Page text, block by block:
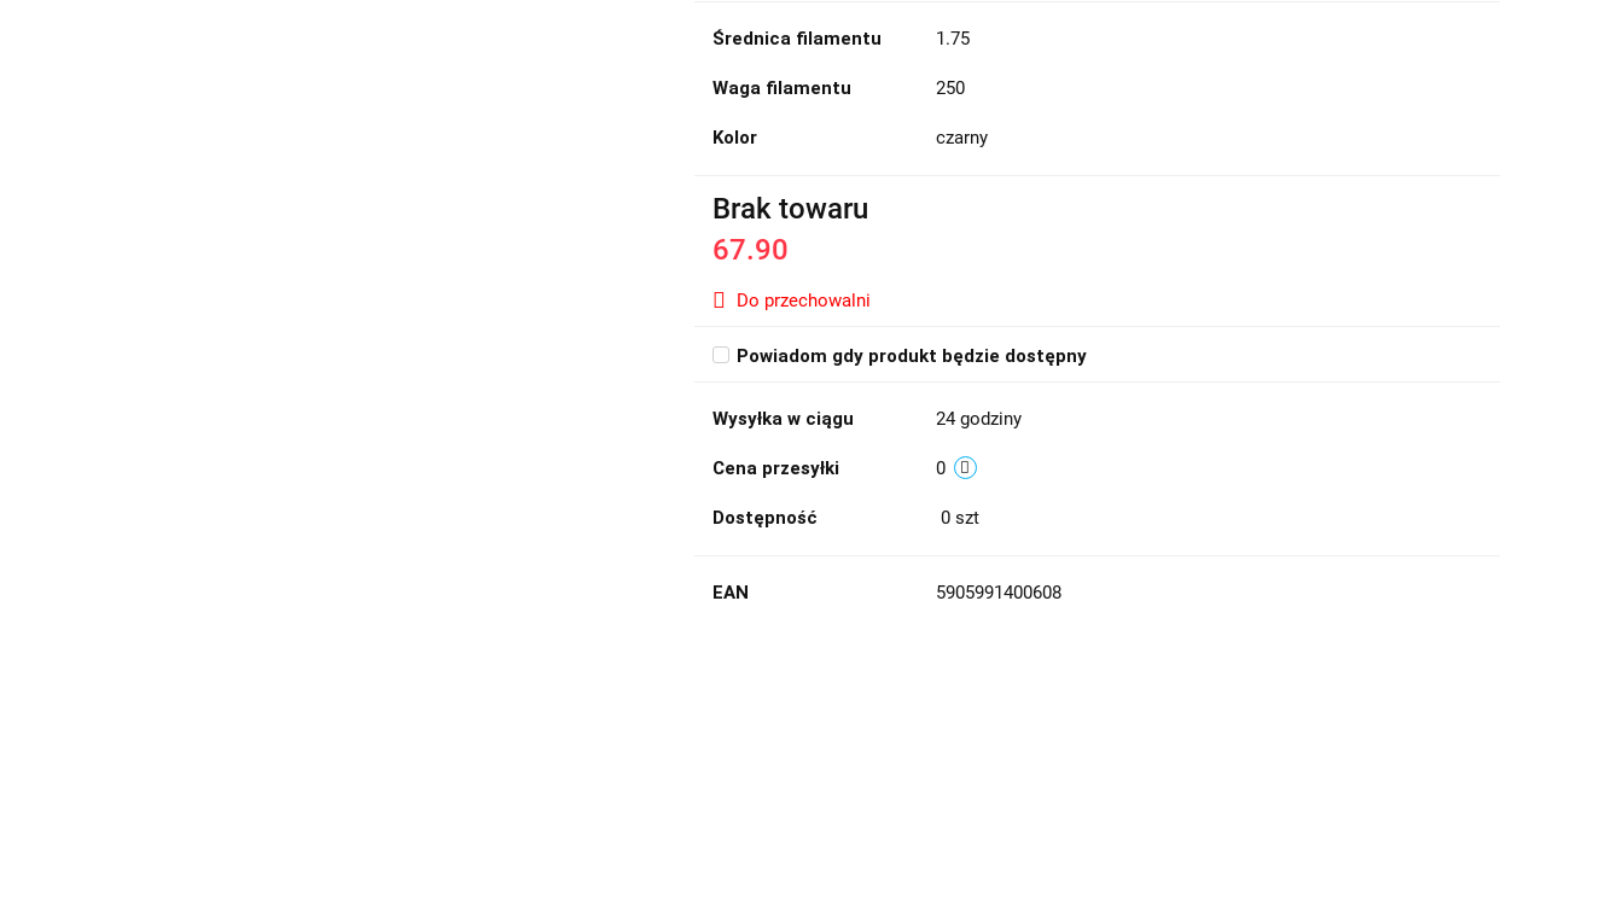
Średnica filamentu 1.75
Waga filamentu 250
Kolor czarny
Brak towaru
67.90
Do przechowalni
Powiadom gdy produkt będzie dostępny
Wysyłka w ciągu 24 godziny
Cena przesyłki 0
Dostępność 0 szt
EAN 5905991400608